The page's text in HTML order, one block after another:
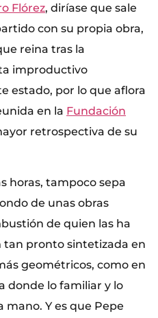
Flórez, diríase que sale
con su propia obra,
reina tras la
improductivo
estado, por lo que aflora
en la Fundación
retrospectiva de su
horas, tampoco sepa
de unas obras
de quien las ha
pronto sintetizada en
geométricos, como en
donde lo familiar y lo
mano. Y es que Pepe